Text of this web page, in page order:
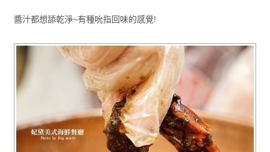
醬汁都想舔乾淨~有種吮指回味的感覺!